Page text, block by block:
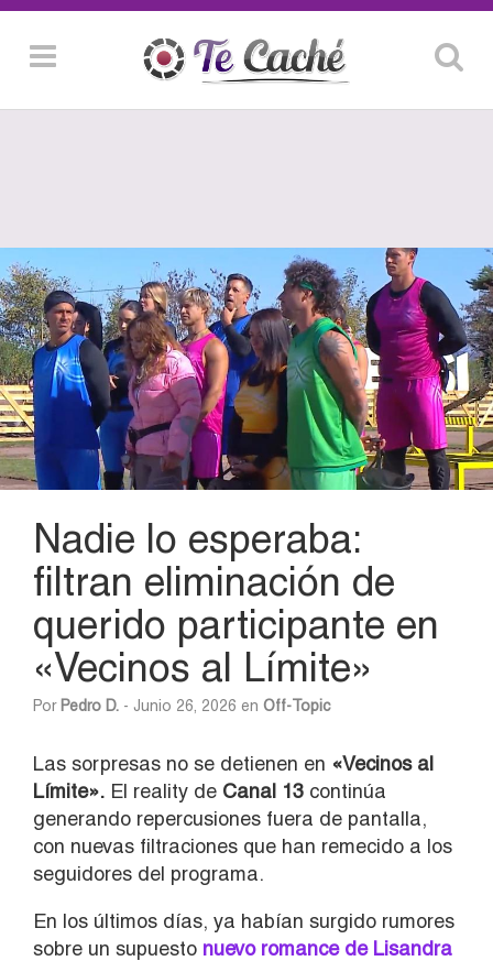
Nadie lo esperaba:
filtran eliminación de
querido participante en
«Vecinos al Límite»
Por Pedro D. - Junio 26, 2026 en Off-Topic
Las sorpresas no se detienen en «Vecinos al
Límite». El reality de Canal 13 continúa
generando repercusiones fuera de pantalla,
con nuevas filtraciones que han remecido a los
seguidores del programa.
En los últimos días, ya habían surgido rumores
sobre un supuesto nuevo romance de Lisandra